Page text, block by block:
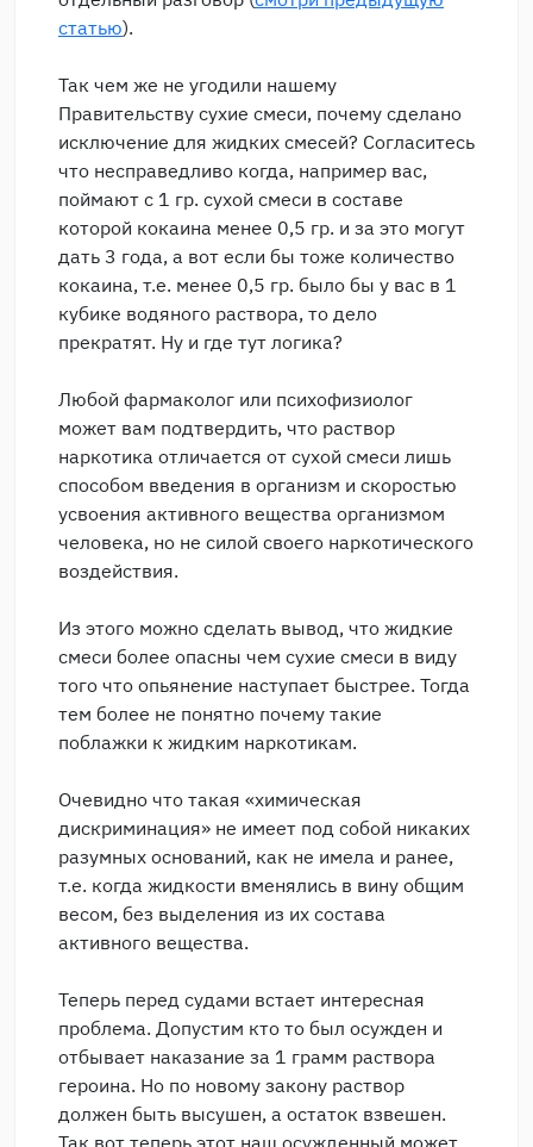
статью).
Так чем же не угодили нашему
Правительству сухие смеси, почему сделано
исключение для жидких смесей? Согласитесь
что несправедливо когда, например вас,
поймают с 1 гр. сухой смеси в составе
которой кокаина менее 0,5 гр. и за это могут
дать 3 года, а вот если бы тоже количество
кокаина, т.е. менее 0,5 гр. было бы у вас в 1
кубике водяного раствора, то дело
прекратят. Ну и где тут логика?
Любой фармаколог или психофизиолог
может вам подтвердить, что раствор
наркотика отличается от сухой смеси лишь
способом введения в организм и скоростью
усвоения активного вещества организмом
человека, но не силой своего наркотического
воздействия.
Из этого можно сделать вывод, что жидкие
смеси более опасны чем сухие смеси в виду
того что опьянение наступает быстрее. Тогда
тем более не понятно почему такие
поблажки к жидким наркотикам.
Очевидно что такая «химическая
дискриминация» не имеет под собой никаких
разумных оснований, как не имела и ранее,
т.е. когда жидкости вменялись в вину общим
весом, без выделения из их состава
активного вещества.
Теперь перед судами встает интересная
проблема. Допустим кто то был осужден и
отбывает наказание за 1 грамм раствора
героина. Но по новому закону раствор
должен быть высушен, а остаток взвешен.